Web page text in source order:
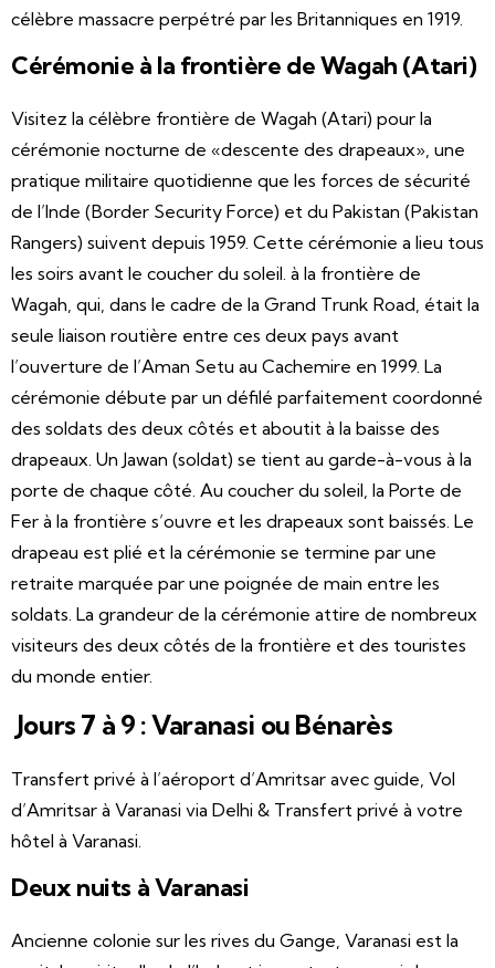
célèbre massacre perpétré par les Britanniques en 1919.
Cérémonie à la frontière de Wagah (Atari)
Visitez la célèbre frontière de Wagah (Atari) pour la
cérémonie nocturne de «descente des drapeaux», une
pratique militaire quotidienne que les forces de sécurité
de l’Inde (Border Security Force) et du Pakistan (Pakistan
Rangers) suivent depuis 1959. Cette cérémonie a lieu tous
les soirs avant le coucher du soleil. à la frontière de
Wagah, qui, dans le cadre de la Grand Trunk Road, était la
seule liaison routière entre ces deux pays avant
l’ouverture de l’Aman Setu au Cachemire en 1999. La
cérémonie débute par un défilé parfaitement coordonné
des soldats des deux côtés et aboutit à la baisse des
drapeaux. Un Jawan (soldat) se tient au garde-à-vous à la
porte de chaque côté. Au coucher du soleil, la Porte de
Fer à la frontière s’ouvre et les drapeaux sont baissés. Le
drapeau est plié et la cérémonie se termine par une
retraite marquée par une poignée de main entre les
soldats. La grandeur de la cérémonie attire de nombreux
visiteurs des deux côtés de la frontière et des touristes
du monde entier.
Jours 7 à 9 : Varanasi ou Bénarès
Transfert privé à l’aéroport d’Amritsar avec guide, Vol
d’Amritsar à Varanasi via Delhi & Transfert privé à votre
hôtel à Varanasi.
Deux nuits à Varanasi
Ancienne colonie sur les rives du Gange, Varanasi est la